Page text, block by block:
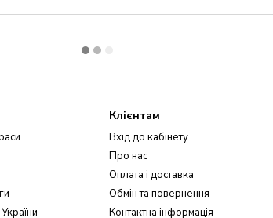
Клієнтам
Вхід до кабінету
Про нас
Оплата і доставка
Обмін та повернення
Контактна інформація